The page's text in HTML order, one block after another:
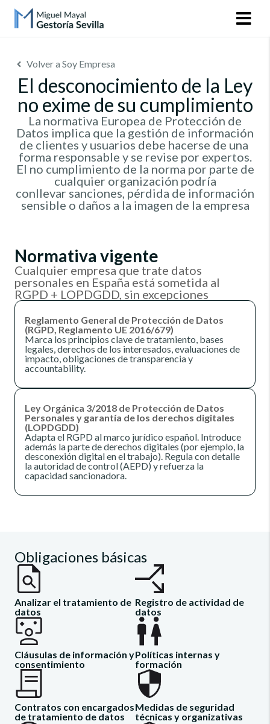
Volver a Soy Empresa
El desconocimiento de la Ley
no exime de su cumplimiento
La normativa Europea de Protección de
Datos implica que la gestión de información
de clientes y usuarios debe hacerse de una
forma responsable y se revise por expertos.
El no cumplimiento de la norma por parte de
cualquier organización podría
conllevar sanciones, pérdida de información
sensible o daños a la imagen de la empresa
Normativa vigente
Cualquier empresa que trate datos
personales en España está sometida al
RGPD + LOPDGDD, sin excepciones
Reglamento General de Protección de Datos
(RGPD, Reglamento UE 2016/679)
Marca los principios clave de tratamiento, bases
legales, derechos de los interesados, evaluaciones de
impacto, obligaciones de transparencia y
accountability.
Ley Orgánica 3/2018 de Protección de Datos
Personales y garantía de los derechos digitales
(LOPDGDD)
Adapta el RGPD al marco jurídico español. Introduce
además la parte de derechos digitales (por ejemplo, la
desconexión digital en el trabajo). Regula con detalle
la autoridad de control (AEPD) y refuerza la
capacidad sancionadora.
Obligaciones básicas
Analizar el tratamiento de
datos
Registro de actividad de
datos
Cláusulas de información y
consentimiento
Políticas internas y
formación
Contratos con encargados
de tratamiento de datos
Medidas de seguridad
técnicas y organizativas